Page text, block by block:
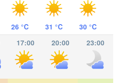
26 °C 31 °C
30 °C
17:00 20:00 23:00
Одеса
(Odesa)
Миколаїв
(Mykolaiv)